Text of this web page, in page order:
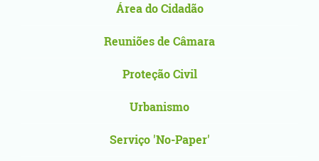
Área do Cidadão
Reuniões de Câmara
Proteção Civil
Urbanismo
Serviço 'No-Paper'